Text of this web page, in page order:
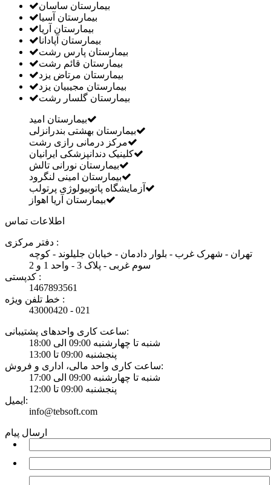
بیمارستان ساسان
بیمارستان آسیا
بیمارستان آریا
بیمارستان آپادانا
بیمارستان پارس رشت
بیمارستان قائم رشت
بیمارستان مرتاض یزد
بیمارستان مجیبیان یزد
بیمارستان گلسار رشت
بیمارستان امید
بیمارستان بهشتی بندرانزلی
مرکز درمانی رازی رشت
کلینیک دندانپزشکی ایرانیان
بيمارستان نورانی تالش
بيمارستان امینی لنگرود
آزمایشگاه پاتوبیولوژی پرتولب
بیمارستان آریا اهواز
اطلاعات تماس
دفتر مرکزی :
تهران - شهرک غرب - بلوار دادمان - خیابان جلیلوند - کوچه
سوم غربی - پلاک 3 - واحد 1 و 2
کدپستی :
1467893561
خط تلفن ویژه :
43000420 - 021
ساعت کاری واحدهای پشتیبانی:
شنبه تا چهارشنبه 09:00 الی 18:00
پنجشنبه 09:00 تا 13:00
ساعت کاری واحد مالی، اداری و فروش:
شنبه تا چهارشنبه 09:00 الی 17:00
پنجشنبه 09:00 تا 12:00
ایمیل:
info@tebsoft.com
ارسال پیام